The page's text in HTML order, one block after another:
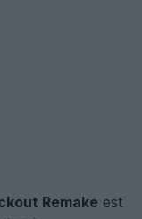
Remake est